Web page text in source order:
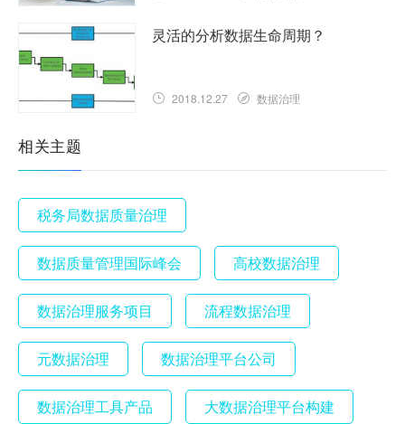
灵活的分析数据生命周期？
2018.12.27 数据治理
相关主题
税务局数据质量治理
数据质量管理国际峰会 高校数据治理
数据治理服务项目 流程数据治理
元数据治理 数据治理平台公司
数据治理工具产品 大数据治理平台构建